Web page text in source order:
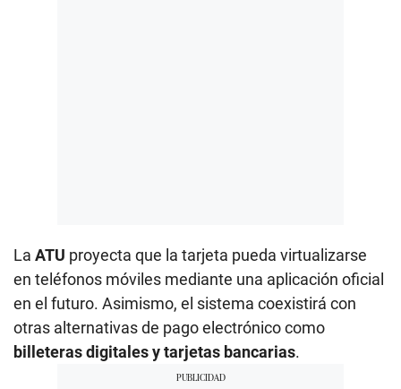
La ATU proyecta que la tarjeta pueda virtualizarse
en teléfonos móviles mediante una aplicación oficial
en el futuro. Asimismo, el sistema coexistirá con
otras alternativas de pago electrónico como
billeteras digitales y tarjetas bancarias.